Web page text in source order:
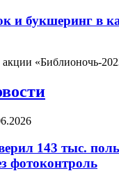
и букшеринг в
акции «Библионочь-
143 тыс.
фотоконтроль